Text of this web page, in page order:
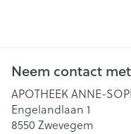
Neem contact
APOTHEEK ANNE-
Engelandlaan 1
8550 Zwevegem